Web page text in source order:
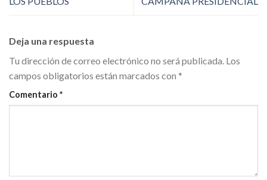
Deja una respuesta
Tu dirección de correo electrónico no será publicada. Los
campos obligatorios están marcados con *
Comentario *